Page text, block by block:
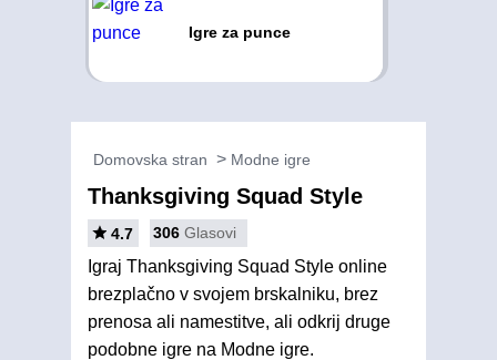
Igre za punce
Domovska stran Modne igre
Thanksgiving Squad Style
4.7 306 Glasovi
Igraj Thanksgiving Squad Style online
brezplačno v svojem brskalniku, brez
prenosa ali namestitve, ali odkrij druge
podobne igre na Modne igre.